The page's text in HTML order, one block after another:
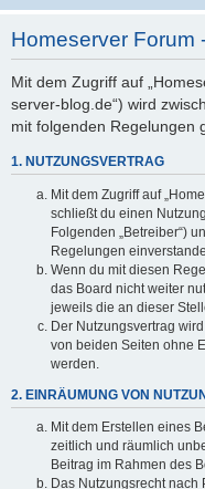
Homeserver Forum
Mit dem Zugriff auf
server-blog.de“) wird
mit folgenden Regelungen
1. NUTZUNGSVERTRAG
Mit dem Zugriff auf
schließt du einen
Folgenden „Betreiber“)
Regelungen
Wenn du mit diesen
das Board nicht weiter
jeweils die an dieser
Der Nutzungsvertrag
von beiden Seiten ohne
werden.
2. EINRÄUMUNG VON
Mit dem Erstellen eines
zeitlich und räumlich
Beitrag im Rahmen des
Das Nutzungsrecht nach